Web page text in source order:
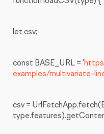
let csv;
const BASE_URL = '
examples/multivariate-
csv =